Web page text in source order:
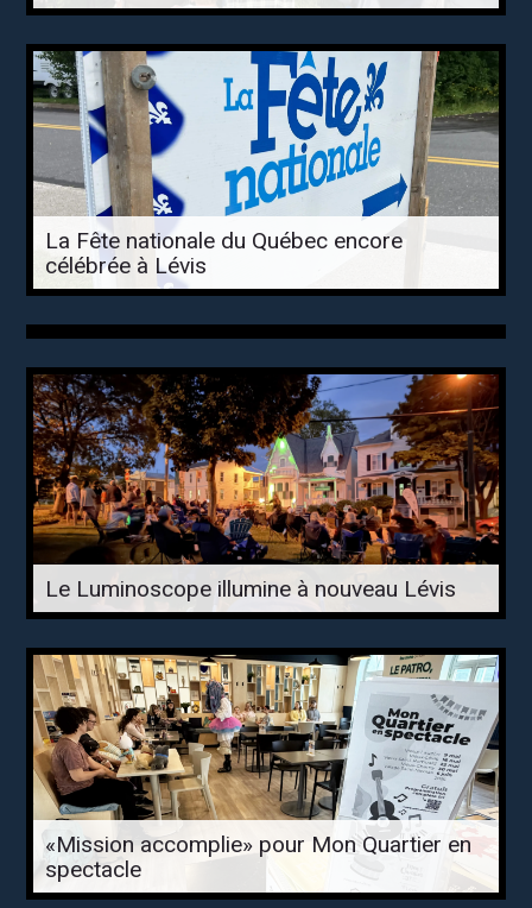
La Fête nationale du Québec encore
célébrée à Lévis
Le Luminoscope illumine à nouveau Lévis
«Mission accomplie» pour Mon Quartier en
spectacle